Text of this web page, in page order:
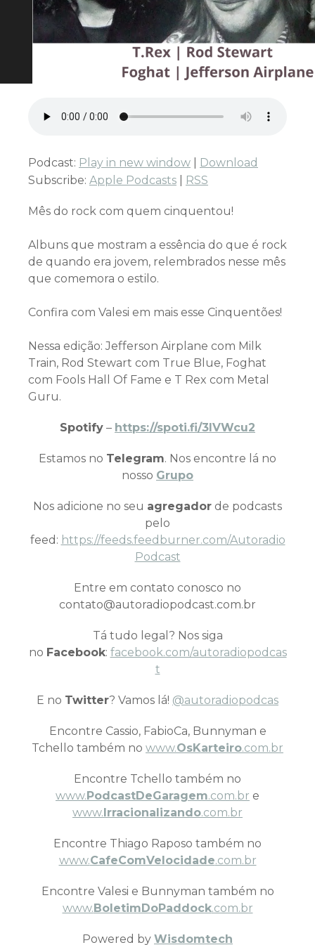
Podcast: Play in new window
Download
Subscribe: Apple Podcasts RSS
Mês do rock com quem cinquentou!
Albuns que mostram a essência do que é rock
de quando era jovem, relembrados nesse mês
que comemora o estilo.
Confira com Valesi em mais esse Cinquentões!
Nessa edição: Jefferson Airplane com Milk
Train, Rod Stewart com True Blue, Foghat
com Fools Hall Of Fame e T Rex com Metal
Guru.
Spotify – https://spoti.fi/3IVWcu2
Estamos no Telegram. Nos encontre lá no
nosso Grupo
Nos adicione no seu agregador de podcasts
pelo
feed: https://feeds.feedburner.com/Autoradio
Podcast
Entre em contato conosco no
contato@autoradiopodcast.com.br
Tá tudo legal? Nos siga
no Facebook: facebook.com/autoradiopodcas
t
E no Twitter? Vamos lá! @autoradiopodcas
Encontre Cassio, FabioCa, Bunnyman e
Tchello também no www.OsKarteiro.com.br
Encontre Tchello também no
www.PodcastDeGaragem.com.br e
www.Irracionalizando.com.br
Encontre Thiago Raposo também no
www.CafeComVelocidade.com.br
Encontre Valesi e Bunnyman também no
www.BoletimDoPaddock.com.br
Powered by Wisdomtech